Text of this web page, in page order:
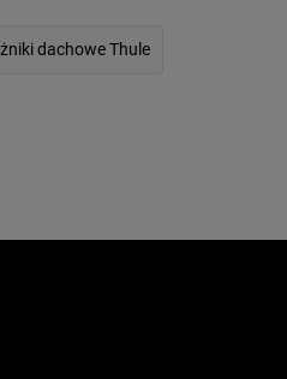
dachowe Thule